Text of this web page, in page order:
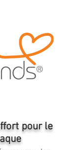
pour le